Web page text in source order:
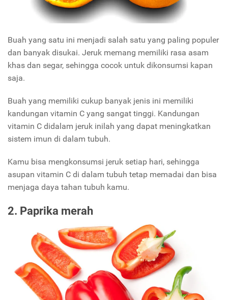
Buah yang satu ini menjadi salah satu yang paling populer
dan banyak disukai. Jeruk memang memiliki rasa asam
khas dan segar, sehingga cocok untuk dikonsumsi kapan
saja.
Buah yang memiliki cukup banyak jenis ini memiliki
kandungan vitamin C yang sangat tinggi. Kandungan
vitamin C didalam jeruk inilah yang dapat meningkatkan
sistem imun di dalam tubuh.
Kamu bisa mengkonsumsi jeruk setiap hari, sehingga
asupan vitamin C di dalam tubuh tetap memadai dan bisa
menjaga daya tahan tubuh kamu.
2. Paprika merah